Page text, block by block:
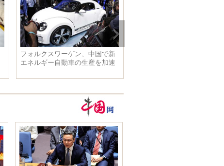
フォルクスワーゲン、中国で新
エネルギー自動車の生産を加速